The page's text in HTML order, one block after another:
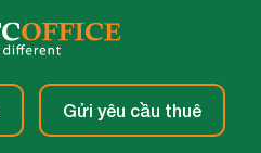
Gửi yêu cầu thuê